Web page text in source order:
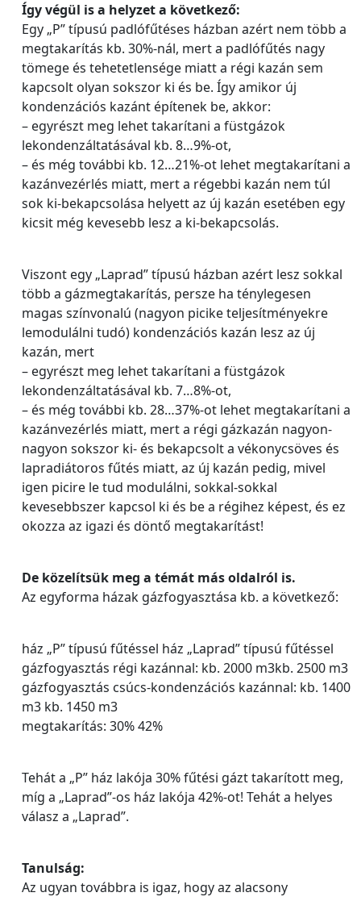
Így végül is a helyzet a következő:
Egy „P” típusú padlófűtéses házban azért nem több a
megtakarítás kb. 30%-nál, mert a padlófűtés nagy
tömege és tehetetlensége miatt a régi kazán sem
kapcsolt olyan sokszor ki és be. Így amikor új
kondenzációs kazánt építenek be, akkor:
– egyrészt meg lehet takarítani a füstgázok
lekondenzáltatásával kb. 8…9%-ot,
– és még további kb. 12…21%-ot lehet megtakarítani a
kazánvezérlés miatt, mert a régebbi kazán nem túl
sok ki-bekapcsolása helyett az új kazán esetében egy
kicsit még kevesebb lesz a ki-bekapcsolás.
Viszont egy „Laprad” típusú házban azért lesz sokkal
több a gázmegtakarítás, persze ha ténylegesen
magas színvonalú (nagyon picike teljesítményekre
lemodulálni tudó) kondenzációs kazán lesz az új
kazán, mert
– egyrészt meg lehet takarítani a füstgázok
lekondenzáltatásával kb. 7…8%-ot,
– és még további kb. 28…37%-ot lehet megtakarítani a
kazánvezérlés miatt, mert a régi gázkazán nagyon-
nagyon sokszor ki- és bekapcsolt a vékonycsöves és
lapradiátoros fűtés miatt, az új kazán pedig, mivel
igen picire le tud modulálni, sokkal-sokkal
kevesebbszer kapcsol ki és be a régihez képest, és ez
okozza az igazi és döntő megtakarítást!
De közelítsük meg a témát más oldalról is.
Az egyforma házak gázfogyasztása kb. a következő:
ház „P” típusú fűtéssel ház „Laprad” típusú fűtéssel
gázfogyasztás régi kazánnal: kb. 2000 m3kb. 2500 m3
gázfogyasztás csúcs-kondenzációs kazánnal: kb. 1400
m3 kb. 1450 m3
megtakarítás: 30% 42%
Tehát a „P” ház lakója 30% fűtési gázt takarított meg,
míg a „Laprad”-os ház lakója 42%-ot! Tehát a helyes
válasz a „Laprad”.
Tanulság:
Az ugyan továbbra is igaz, hogy az alacsony